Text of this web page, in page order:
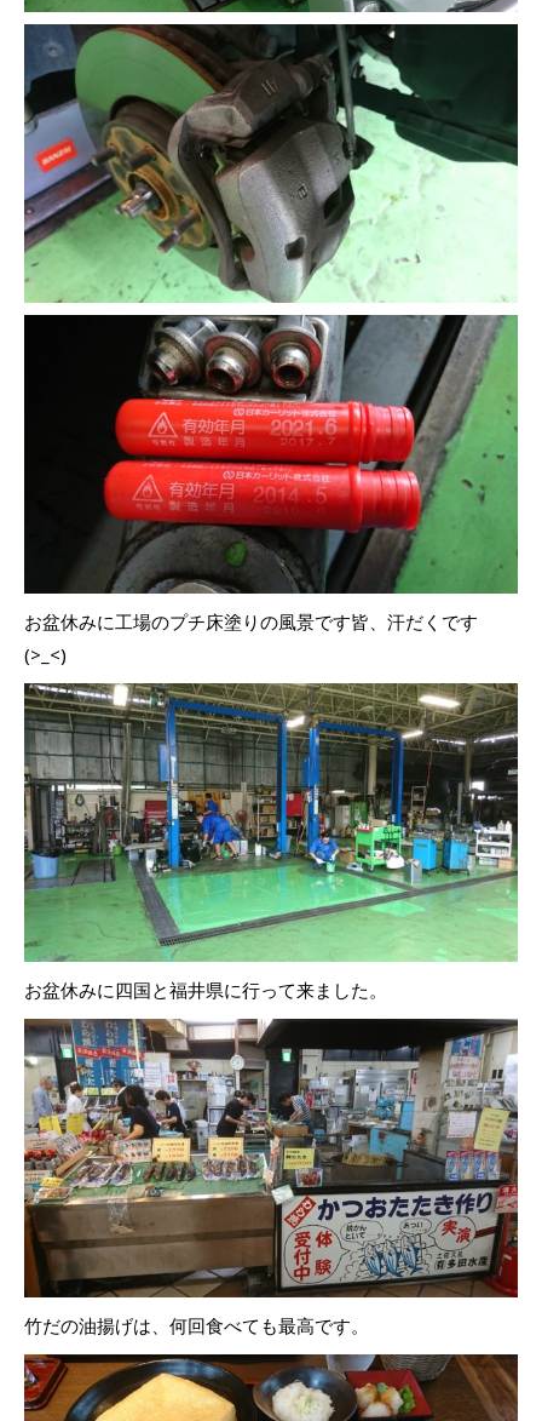
お盆休みに工場のプチ床塗りの風景です皆、汗だくです
(>_<)
お盆休みに四国と福井県に行って来ました。
竹だの油揚げは、何回食べても最高です。